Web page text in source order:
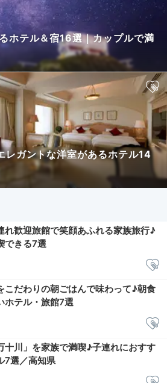
ホテル＆宿16選｜カップルで満
レガントな洋室があるホテル14
れ歓迎旅館で笑顔あふれる家族旅行♪
できる7選
こだわりの朝ごはんで味わって♪朝食
ホテル・旅館7選
十川」を家族で満喫♪子連れにおすす
7選／高知県